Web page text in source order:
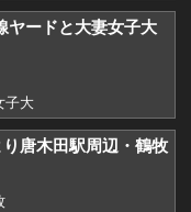
ードと大妻女子大
子大
唐木田駅周辺・鶴牧